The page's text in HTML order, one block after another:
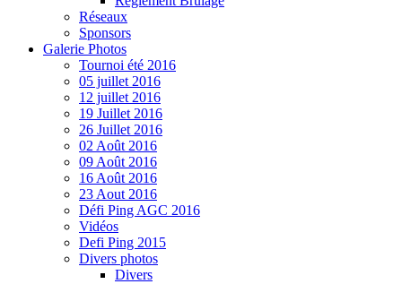
Réseaux
Sponsors
Galerie Photos
Tournoi été 2016
05 juillet 2016
12 juillet 2016
19 Juillet 2016
26 Juillet 2016
02 Août 2016
09 Août 2016
16 Août 2016
23 Aout 2016
Défi Ping AGC 2016
Vidéos
Defi Ping 2015
Divers photos
Divers